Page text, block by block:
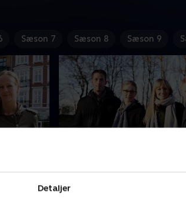
Detaljer
Sæson 7 Sæson 8 Sæson 9
bor
Helle og Nicolai er helt klar